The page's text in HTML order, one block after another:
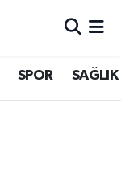
SPOR SAĞLIK